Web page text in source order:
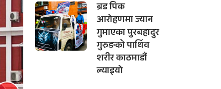
ब्रड पिक
आरोहणमा ज्यान
गुमाएका पुरबहादुर
गुरुङको पार्थिव
शरीर काठमाडौं
ल्याइयो